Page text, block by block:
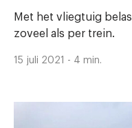
Met het vliegtuig
zoveel als per trein.
15 juli 2021 - 4 min.